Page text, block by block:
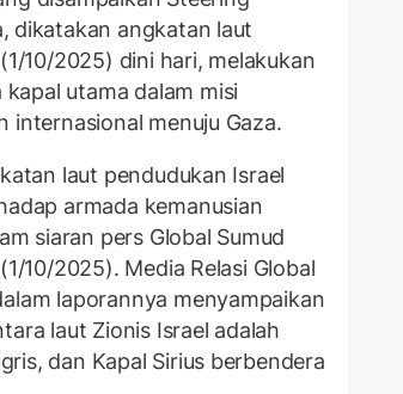
dikatakan angkatan laut
10/2025) dini hari, melakukan
utama dalam misi
internasional menuju Gaza.
laut pendudukan Israel
armada kemanusian
siaran pers Global Sumud
10/2025). Media Relasi Global
laporannya menyampaikan
laut Zionis Israel adalah
dan Kapal Sirius berbendera